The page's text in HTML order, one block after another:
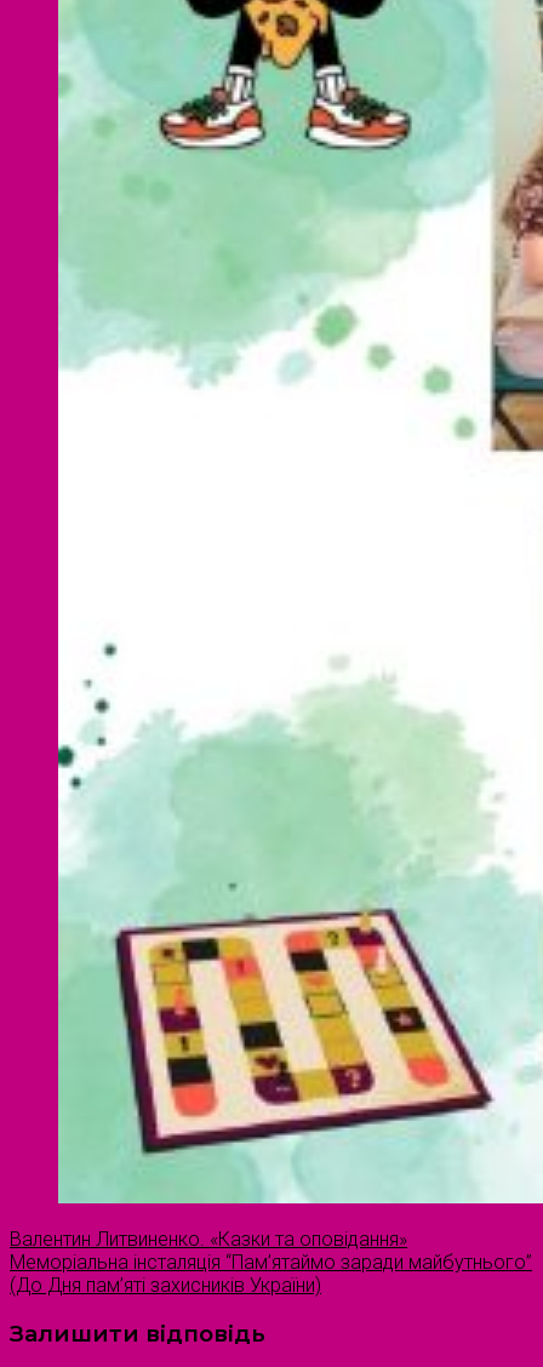
Валентин Литвиненко. «Казки та оповідання»
Меморіальна інсталяція “Пам’ятаймо заради майбутнього”
(До Дня пам’яті захисників України)
Залишити відповідь